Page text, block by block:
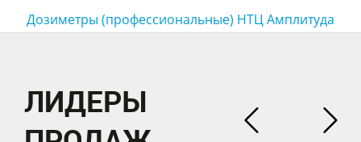
Дозиметры (профессиональные) НТЦ Амплитуда
ЛИДЕРЫ